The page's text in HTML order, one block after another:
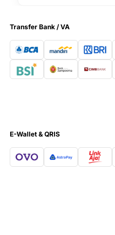
Transfer Bank / VA
E-Wallet & QRIS